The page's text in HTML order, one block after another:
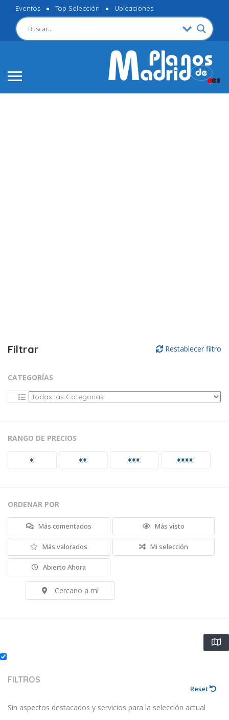
Eventos Top Selección Ubicaciones
Filtrar Restablecer filtro
CATEGORÍAS
RANGO DE PRECIOS
€ €€ €€€ €€€€
ORDENAR POR
Más comentados Más visto
Más valorados Mi selección
Abierto Ahora
Cercano a mí
FILTROS
Reset
Sin aspectos destacados y servicios para la selección actual